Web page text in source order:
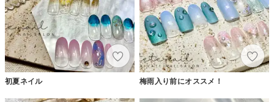
初夏ネイル 梅雨入り前にオススメ！